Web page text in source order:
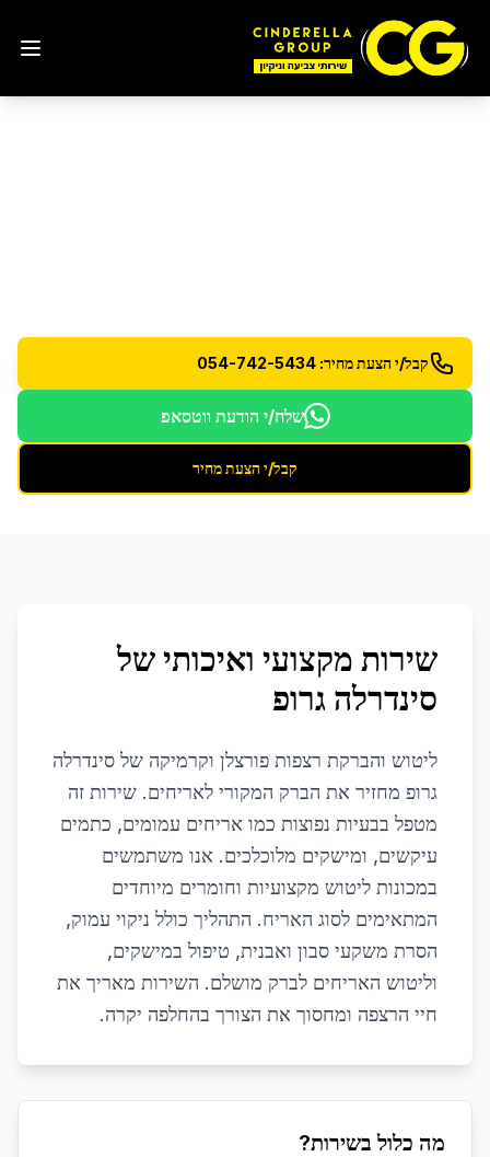
קבל/י הצעת מחיר: 054-742-5434
שלח/י הודעת ווטסאפ
קבל/י הצעת מחיר
שירות מקצועי ואיכותי של
סינדרלה גרופ
ליטוש והברקת רצפות פורצלן וקרמיקה של סינדרלה
גרופ מחזיר את הברק המקורי לאריחים. שירות זה
מטפל בבעיות נפוצות כמו אריחים עמומים, כתמים
עיקשים, ומישקים מלוכלכים. אנו משתמשים
במכונות ליטוש מקצועיות וחומרים מיוחדים
המתאימים לסוג האריח. התהליך כולל ניקוי עמוק,
הסרת משקעי סבון ואבנית, טיפול במישקים,
וליטוש האריחים לברק מושלם. השירות מאריך את
חיי הרצפה ומחסוך את הצורך בהחלפה יקרה.
מה כלול בשירות?